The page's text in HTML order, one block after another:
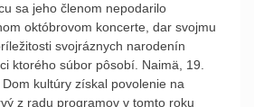
sa jeho členom nepodarilo
októbrovom koncerte, dar svojmu
svojráznych narodenín
ktorého súbor pôsobí. Naimä, 19.
kultúry získal povolenie na
z radu programov v tomto roku